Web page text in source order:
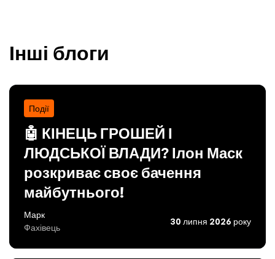
Інші блоги
Події
🤖 КІНЕЦЬ ГРОШЕЙ І
ЛЮДСЬКОЇ ВЛАДИ? Ілон Маск
розкриває своє бачення
майбутнього!
Марк
Фахівець
30 липня 2026 року